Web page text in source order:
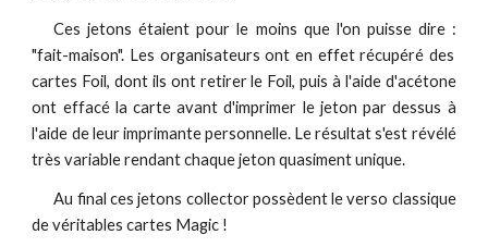
Ces jetons étaientpour le moins que l'on puisse dire :
"fait-maison". Les organisateurs ont en effet récupéré des
cartes Foil, dont ils ont retirer le Foil, puis à l'aide d'acétone
ont effacé la carte avant d'imprimer le jeton par dessus à
l'aide de leur imprimante personnelle. Le résultat s'est révélé
très variable rendant chaque jeton quasiment unique.
Au final ces jetons collectorpossèdentle verso classique
de véritables cartes Magic !